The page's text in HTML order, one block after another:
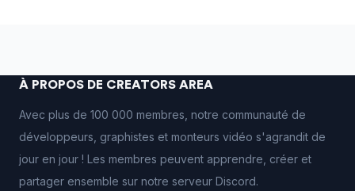
À PROPOS DE CREATORS AREA
Avec plus de 100 000 membres, notre communauté de
développeurs, graphistes et monteurs vidéo s'agrandit de
jour en jour ! Les membres peuvent apprendre, créer et
partager ensemble sur notre serveur Discord.